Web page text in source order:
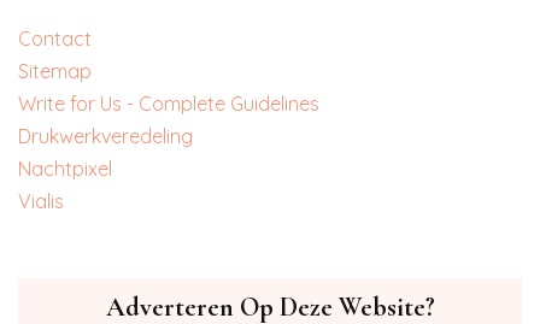
Contact
Sitemap
Write for Us - Complete Guidelines
‎Drukwerkveredeling
‎Nachtpixel
‎Vialis
Adverteren Op Deze Website?